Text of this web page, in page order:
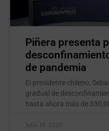
Piñera presenta
de pandemia
El presidente chileno,
gradual de
hasta ahora más de
julio 19, 2020